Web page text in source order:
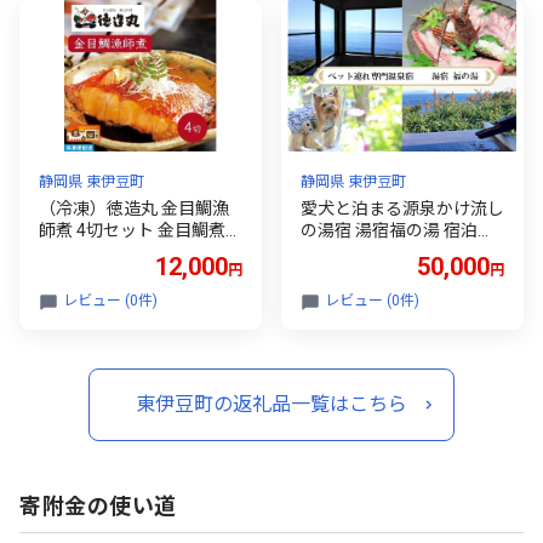
静岡県 東伊豆町
（冷凍）徳造丸 金目鯛漁
師煮 4切セット 金目鯛煮付
け 温めるだけ 1352 ／金目
鯛 漁師煮 海鮮 静岡県 東伊
豆町
12,000円
レビュー (0件)
静岡県 東伊豆町
愛犬と泊まる源泉かけ流し
の湯宿 湯宿福の湯 宿泊補
助券 15,000円分 1293 ／
福の湯 静岡県 東伊豆 伊豆
愛犬 ペット 泊まれる
50,000円
レビュー (0件)
東伊豆町の返礼品一覧はこちら
寄附金の使い道